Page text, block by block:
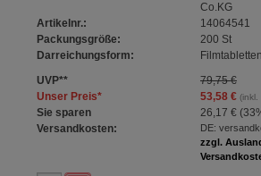
Co.KG
Artikelnr.:
14064541
Packungsgröße:
200 St
Darreichungsform:
Filmtabletten
UVP**
79,75 €
Unser Preis* 53,58 €(inkl.
Sie sparen 26,17 € (
Versandkosten:
DE:
zzgl.